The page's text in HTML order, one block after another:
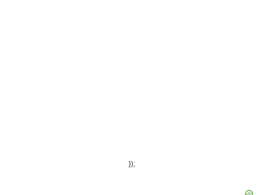
});